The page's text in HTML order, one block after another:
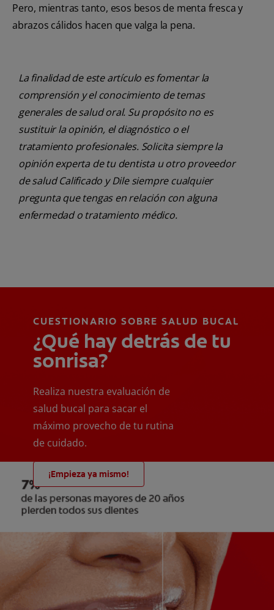
Pero, mientras tanto, esos besos de menta fresca y
abrazos cálidos hacen que valga la pena.
La finalidad de este artículo es fomentar la
comprensión y el conocimiento de temas
generales de salud oral. Su propósito no es
sustituir la opinión, el diagnóstico o el
tratamiento profesionales. Solicita siempre la
opinión experta de tu dentista u otro proveedor
de salud Calificado y Dile siempre cualquier
pregunta que tengas en relación con alguna
enfermedad o tratamiento médico.
CUESTIONARIO SOBRE SALUD BUCAL
¿Qué hay detrás de tu
sonrisa?
Realiza nuestra evaluación de
salud bucal para sacar el
máximo provecho de tu rutina
de cuidado.
¡Empieza ya mismo!